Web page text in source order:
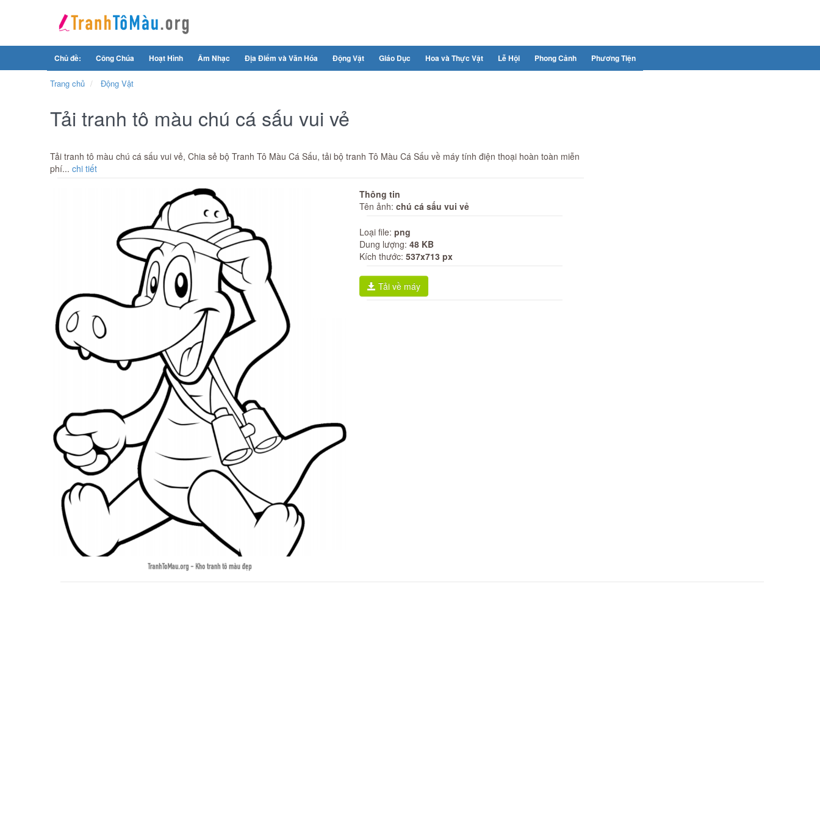
Chủ đề: Công Chúa Hoạt Hình Âm Nhạc Địa Điểm và Văn Hóa Động Vật Giáo Dục Hoa và Thực Vật Lễ Hội Phong Cảnh Phương Tiện
Trang chủ Động Vật
Tải tranh tô màu chú cá sấu vui vẻ
Tải tranh tô màu chú cá sấu vui vẻ, Chia sẻ bộ Tranh Tô Màu Cá Sấu, tải bộ tranh Tô Màu Cá Sấu về máy tính điện thoại hoàn toàn miễn
phí... chi tiết
Thông tin
Tên ảnh: chú cá sấu vui vẻ
Loại file: png
Dung lượng: 48 KB
Kích thước: 537x713 px
Tải về máy